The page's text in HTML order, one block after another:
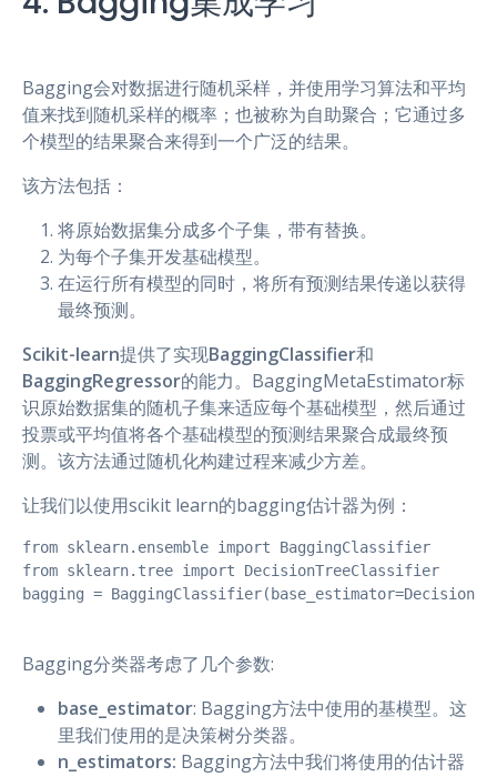
Bagging会对数据进行随机采样，并使用学习算法和平均
值来找到随机采样的概率；也被称为自助聚合；它通过多
个模型的结果聚合来得到一个广泛的结果。
该方法包括：
将原始数据集分成多个子集，带有替换。
为每个子集开发基础模型。
在运行所有模型的同时，将所有预测结果传递以获得
最终预测。
Scikit-learn提供了实现BaggingClassifier和
BaggingRegressor的能力。BaggingMetaEstimator标
识原始数据集的随机子集来适应每个基础模型，然后通过
投票或平均值将各个基础模型的预测结果聚合成最终预
测。该方法通过随机化构建过程来减少方差。
让我们以使用scikit learn的bagging估计器为例：
from sklearn.ensemble import BaggingClassifier
from sklearn.tree import DecisionTreeClassifier
bagging =
Bagging分类器考虑了几个参数:
base_estimator: Bagging方法中使用的基模型。这
里我们使用的是决策树分类器。
n_estimators: Bagging方法中我们将使用的估计器